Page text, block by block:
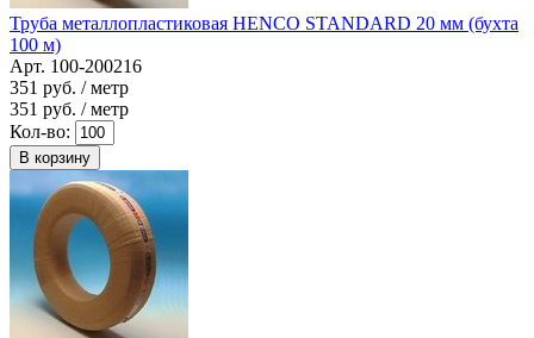
Труба металлопластиковая HENCO STANDARD 20 мм (бухта
100 м)
Арт. 100-200216
351 руб. / метр
351 руб. / метр
Кол-во:
В корзину